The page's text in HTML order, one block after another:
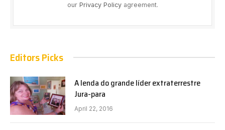
our Privacy Policyagreement.
Editors Picks
A lenda do grande líder extraterrestre
Jura-para
April 22, 2016